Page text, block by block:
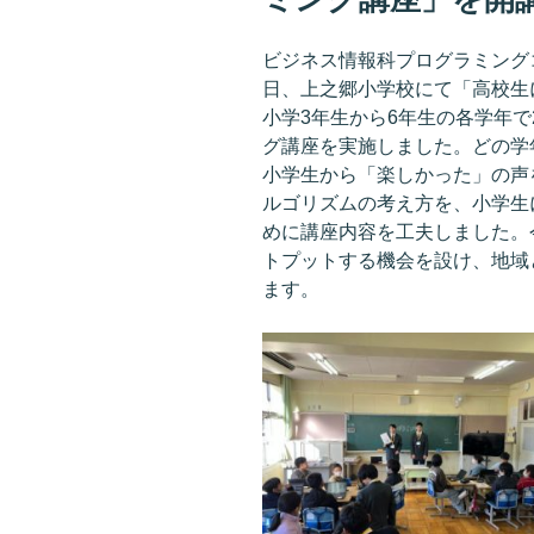
ビジネス情報科プログラミン
日、上之郷小学校にて「高校
小学3年生から6年生の各学年
グ講座を実施しました。どの
小学生から「楽しかった」の
ルゴリズムの考え方を、小学
めに講座内容を工夫しました
トプットする機会を設け、地
ます。